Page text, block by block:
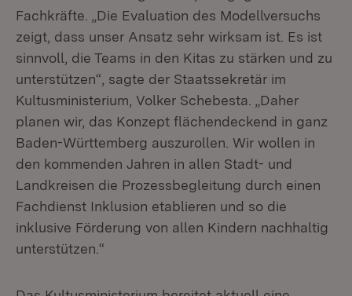
Fachkräfte. „Die Evaluation des Modellversuchs
zeigt, dass unser Ansatz sehr wirksam ist. Es ist
sinnvoll, die Teams in den Kitas zu stärken und zu
unterstützen“, sagte der Staatssekretär im
Kultusministerium, Volker Schebesta. „Daher
planen wir, das Konzept flächendeckend in ganz
Baden-Württemberg auszurollen. Wir wollen in
den kommenden Jahren in allen Stadt- und
Landkreisen die Prozessbegleitung durch einen
Fachdienst Inklusion etablieren und so die
inklusive Förderung von allen Kindern nachhaltig
unterstützen.“